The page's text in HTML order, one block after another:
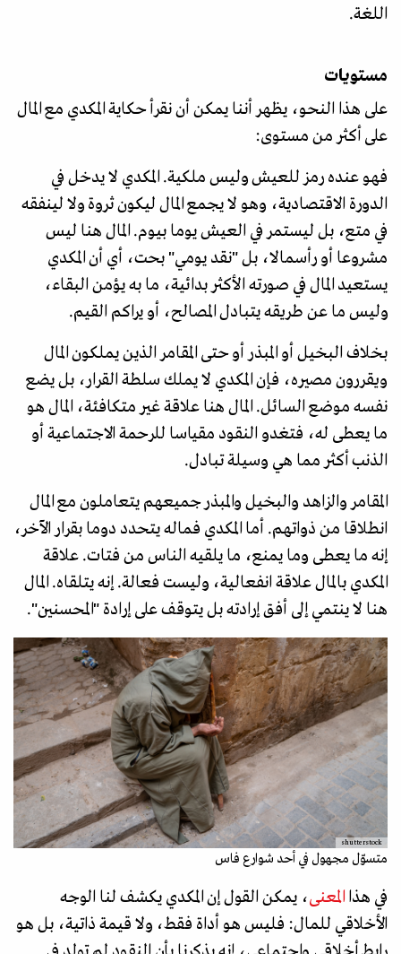
اللغة.
مستويات
على هذا النحو، يظهر أننا يمكن أن نقرأ حكاية المكدي مع المال
على أكثر من مستوى:
فهو عنده رمز للعيش وليس ملكية. المكدي لا يدخل في
الدورة الاقتصادية، وهو لا يجمع المال ليكون ثروة ولا لينفقه
في متع، بل ليستمر في العيش يوما بيوم. المال هنا ليس
مشروعا أو رأسمالا، بل "نقد يومي" بحت، أي أن المكدي
يستعيد المال في صورته الأكثر بدائية، ما به يؤمن البقاء،
وليس ما عن طريقه يتبادل المصالح، أو يراكم القيم.
بخلاف البخيل أو المبذر أو حتى المقامر الذين يملكون المال
ويقررون مصيره، فإن المكدي لا يملك سلطة القرار، بل يضع
نفسه موضع السائل. المال هنا علاقة غير متكافئة، المال هو
ما يعطى له، فتغدو النقود مقياسا للرحمة الاجتماعية أو
الذنب أكثر مما هي وسيلة تبادل.
المقامر والزاهد والبخيل والمبذر جميعهم يتعاملون مع المال
انطلاقا من ذواتهم. أما المكدي فماله يتحدد دوما بقرار الآخر،
إنه ما يعطى وما يمنع، ما يلقيه الناس من فتات. علاقة
المكدي بالمال علاقة انفعالية، وليست فعالة. إنه يتلقاه. المال
هنا لا ينتمي إلى أفق إرادته بل يتوقف على إرادة "المحسنين".
shutterstock
متسوّل مجهول في أحد شوارع فاس
في هذا المعنى، يمكن القول إن المكدي يكشف لنا الوجه
الأخلاقي للمال: فليس هو أداة فقط، ولا قيمة ذاتية، بل هو